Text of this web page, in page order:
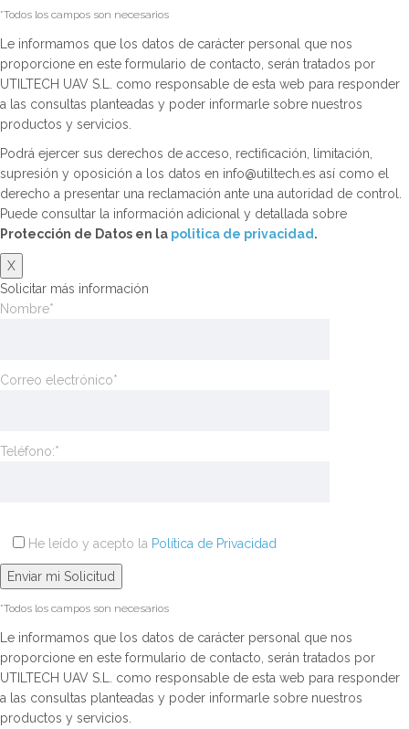
*Todos los campos son necesarios
Le informamos que los datos de carácter personal que nos
proporcione en este formulario de contacto, serán tratados por
UTILTECH UAV S.L. como responsable de esta web para responder
a las consultas planteadas y poder informarle sobre nuestros
productos y servicios.
Podrá ejercer sus derechos de acceso, rectificación, limitación,
supresión y oposición a los datos en info@utiltech.es así como el
derecho a presentar una reclamación ante una autoridad de control.
Puede consultar la información adicional y detallada sobre
Protección de Datos en la politica de privacidad .
X
Solicitar más información
Nombre*
Correo electrónico*
Teléfono:*
He leído y acepto la Política de Privacidad
*Todos los campos son necesarios
Le informamos que los datos de carácter personal que nos
proporcione en este formulario de contacto, serán tratados por
UTILTECH UAV S.L. como responsable de esta web para responder
a las consultas planteadas y poder informarle sobre nuestros
productos y servicios.